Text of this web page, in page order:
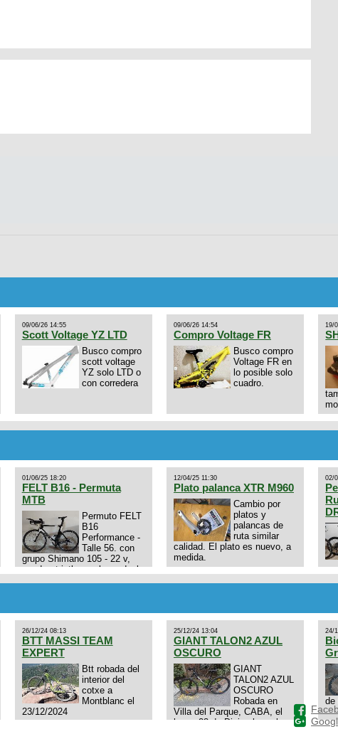
09/06/26 14:55
Scott Voltage YZ LTD
Busco compro
scott voltage
YZ solo LTD o
con corredera
09/06/26 14:54
Compro Voltage FR
Busco compro
Voltage FR en
lo posible solo
cuadro.
19/
01/06/25 18:20
FELT B16 - Permuta
MTB
Permuto FELT
B16
Performance -
Talle 56. con
grupo Shimano 105 - 22 v,
cuadro: triatlon carbono dual
12/04/25 11:30
Plato palanca XTR M960
Cambio por
platos y
palancas de
ruta similar
calidad. El plato es nuevo, a
medida.
02/
26/12/24 08:13
BTT MASSI TEAM
EXPERT
Btt robada del
interior del
cotxe a
Montblanc el
23/12/2024
25/12/24 13:04
GIANT TALON2 AZUL
OSCURO
GIANT
TALON2 AZUL
OSCURO
Robada en
Villa del Parque, CABA, el
lunes 23 de Diciembre a las
24/
de